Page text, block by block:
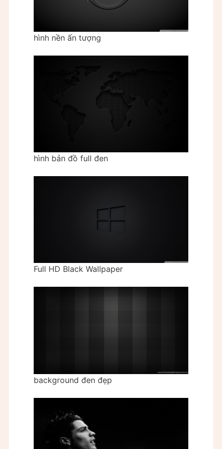
hình nền ấn tượng
hình bản đồ full đen
Full HD Black Wallpaper
background đen đẹp